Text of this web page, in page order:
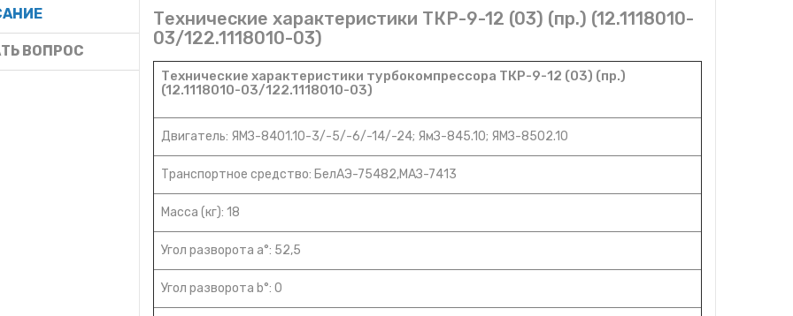
ВОПРОС
Технические характеристики ТКР-9-12 (03) (пр.) (12.1118010-
03/122.1118010-03)
Технические характеристики турбокомпрессора ТКР-9-12 (03) (пр.)
(12.1118010-03/122.1118010-03)
Двигатель: ЯМЗ-8401.10-3/-5/-6/-14/-24; ЯмЗ-845.10; ЯМЗ-8502.10
Транспортное средство: БелАЭ-75482,МАЗ-7413
Масса (кг): 18
Угол разворота а°: 52,5
Угол разворота b°: 0